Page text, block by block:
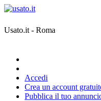
Usato.it - Roma
Accedi
Crea un account
Pubblica il tuo